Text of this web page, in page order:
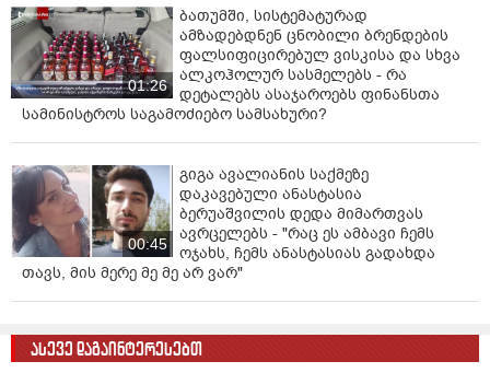
01:26
ბათუმში, სისტემატურად
ამზადებდნენ ცნობილი ბრენდების
ფალსიფიცირებულ ვისკისა და სხვა
ალკოჰოლურ სასმელებს - რა
დეტალებს ასაჯაროებს ფინანსთა
სამინისტროს საგამოძიებო სამსახური?
00:45
გიგა ავალიანის საქმეზე
დაკავებული ანასტასია
ბერუაშვილის დედა მიმართვას
ავრცელებს - "რაც ეს ამბავი ჩემს
ოჯახს, ჩემს ანასტასიას გადახდა
თავს, მის მერე მე მე არ ვარ"
ასევე დაგაინტერესებთ